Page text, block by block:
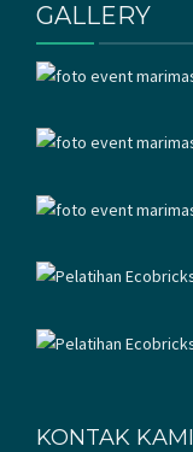
GALLERY
KONTAK KAMI